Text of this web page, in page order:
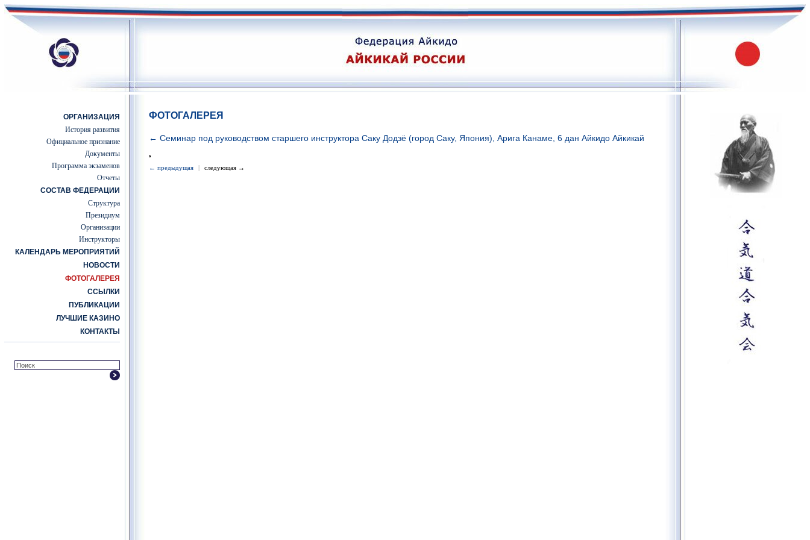
ОРГАНИЗАЦИЯ
История развития
Официальное признание
Документы
Программа экзаменов
Отчеты
СОСТАВ ФЕДЕРАЦИИ
Структура
Президиум
Организации
Инструкторы
КАЛЕНДАРЬ МЕРОПРИЯТИЙ
НОВОСТИ
ФОТОГАЛЕРЕЯ
ССЫЛКИ
ПУБЛИКАЦИИ
ЛУЧШИЕ КАЗИНО
КОНТАКТЫ
ФОТОГАЛЕРЕЯ
← Семинар под руководством старшего инструктора Саку Додзё (город Саку, Япония), Арига Канаме, 6 дан Айкидо Айкикай
← предыдущая | следующая →